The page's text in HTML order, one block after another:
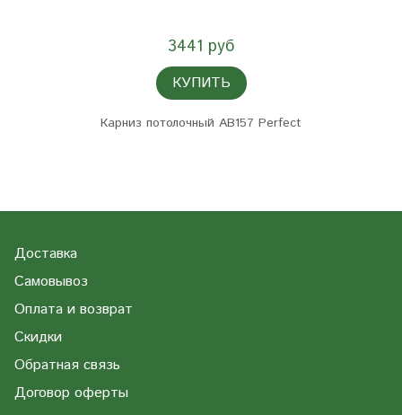
3441 руб
КУПИТЬ
Карниз потолочный AB157 Perfect
Доставка
Самовывоз
Оплата и возврат
Скидки
Обратная связь
Договор оферты